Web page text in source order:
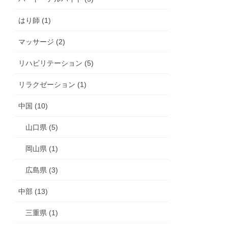
はり師 (1)
マッサージ (2)
リハビリテーション (5)
リラクゼーション (1)
中国 (10)
山口県 (5)
岡山県 (1)
広島県 (3)
中部 (13)
三重県 (1)